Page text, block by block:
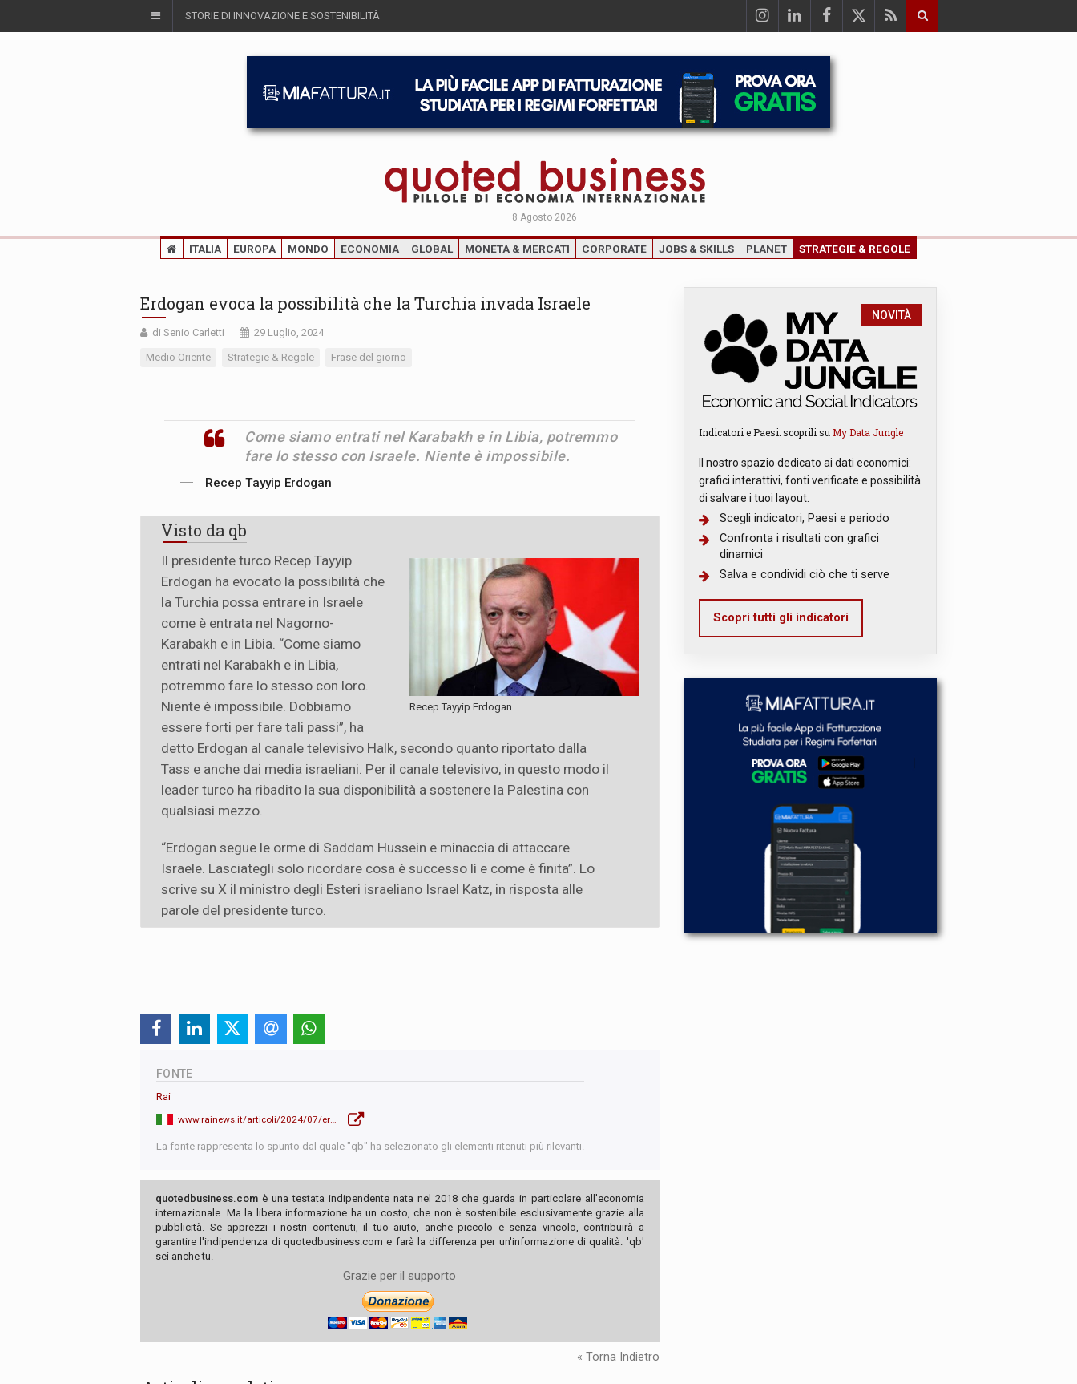
STORIE DI INNOVAZIONE E SOSTENIBILITÀ
8 Agosto 2026
ITALIA EUROPA MONDO ECONOMIA GLOBAL MONETA & MERCATI CORPORATE JOBS & SKILLS PLANET STRATEGIE & REGOLE
Erdogan evoca la possibilità che la Turchia invada Israele
di Senio Carletti 29 Luglio, 2024
Medio Oriente Strategie & Regole Frase del giorno
Come siamo entrati nel Karabakh e in Libia, potremmo
fare lo stesso con Israele. Niente è impossibile.
Recep Tayyip Erdogan
Visto da qb
Recep Tayyip Erdogan
Il presidente turco Recep Tayyip
Erdogan ha evocato la possibilità che
la Turchia possa entrare in Israele
come è entrata nel Nagorno-
Karabakh e in Libia. “Come siamo
entrati nel Karabakh e in Libia,
potremmo fare lo stesso con loro.
Niente è impossibile. Dobbiamo
essere forti per fare tali passi”, ha
detto Erdogan al canale televisivo Halk, secondo quanto riportato dalla
Tass e anche dai media israeliani. Per il canale televisivo, in questo modo il
leader turco ha ribadito la sua disponibilità a sostenere la Palestina con
qualsiasi mezzo.
“Erdogan segue le orme di Saddam Hussein e minaccia di attaccare
Israele. Lasciategli solo ricordare cosa è successo lì e come è finita”. Lo
scrive su X il ministro degli Esteri israeliano Israel Katz, in risposta alle
parole del presidente turco.
FONTE
Rai
La fonte rappresenta lo spunto dal quale "qb" ha selezionato gli elementi ritenuti più rilevanti.
quotedbusiness.com è una testata indipendente nata nel 2018 che guarda in particolare all'economia
internazionale. Ma la libera informazione ha un costo, che non è sostenibile esclusivamente grazie alla
pubblicità. Se apprezzi i nostri contenuti, il tuo aiuto, anche piccolo e senza vincolo, contribuirà a
garantire l'indipendenza di quotedbusiness.com e farà la differenza per un'informazione di qualità. 'qb'
sei anche tu.
Grazie per il supporto
« Torna Indietro
NOVITÀ
Indicatori e Paesi: scoprili su My Data Jungle
Il nostro spazio dedicato ai dati economici:
grafici interattivi, fonti verificate e possibilità
di salvare i tuoi layout.
Scegli indicatori, Paesi e periodo
Confronta i risultati con grafici
dinamici
Salva e condividi ciò che ti serve
Scopri tutti gli indicatori